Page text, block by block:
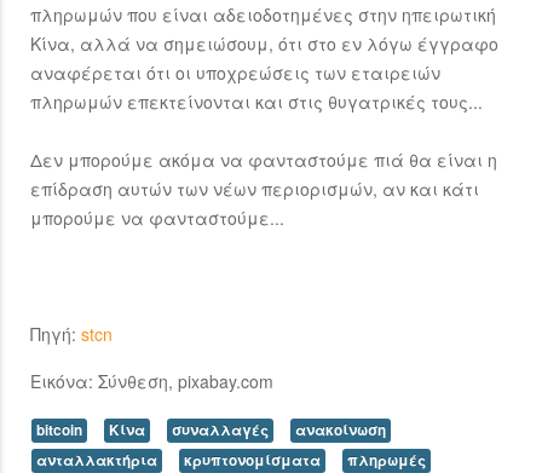
πληρωμών που είναι αδειοδοτημένες στην ηπειρωτική
Κίνα, αλλά να σημειώσουμ, ότι στο εν λόγω έγγραφο
αναφέρεται ότι οι υποχρεώσεις των εταιρειών
πληρωμών επεκτείνονται και στις θυγατρικές τους...
Δεν μπορούμε ακόμα να φανταστούμε πιά θα είναι η
επίδραση αυτών των νέων περιορισμών, αν και κάτι
μπορούμε να φανταστούμε...
Πηγή: stcn
Εικόνα: Σύνθεση, pixabay.com
bitcoin Κίνα συναλλαγές
ανακοίνωση
ανταλλακτήρια
κρυπτονομίσματα
πληρωμές